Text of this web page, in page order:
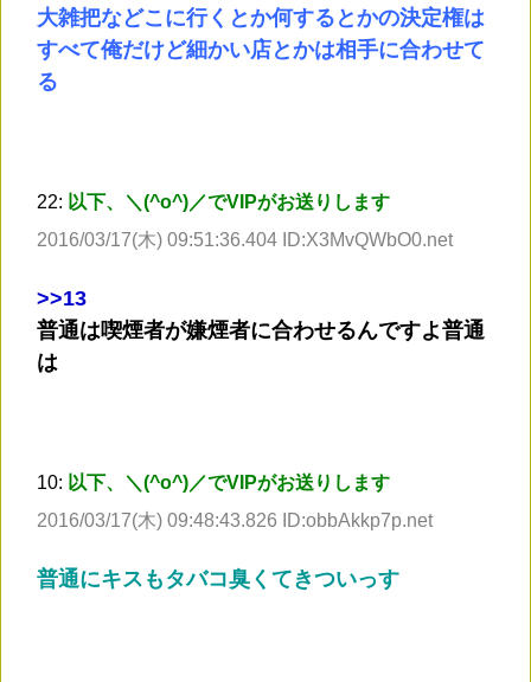
大雑把などこに行くとか何するとかの決定権は
すべて俺だけど細かい店とかは相手に合わせて
る
22: 以下、＼(^o^)／でVIPがお送りします
2016/03/17(木) 09:51:36.404 ID:X3MvQWbO0.net
>>13
普通は喫煙者が嫌煙者に合わせるんですよ普通
は
10: 以下、＼(^o^)／でVIPがお送りします
2016/03/17(木) 09:48:43.826 ID:obbAkkp7p.net
普通にキスもタバコ臭くてきついっす